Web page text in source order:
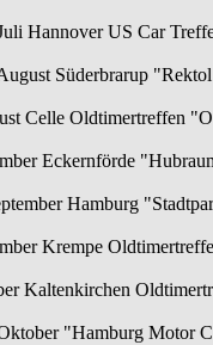
Hannover US Car
Süderbrarup
Celle Oldtimertreffen
Eckernförde
Hamburg
Krempe
Kaltenkirchen
"Hamburg Motor